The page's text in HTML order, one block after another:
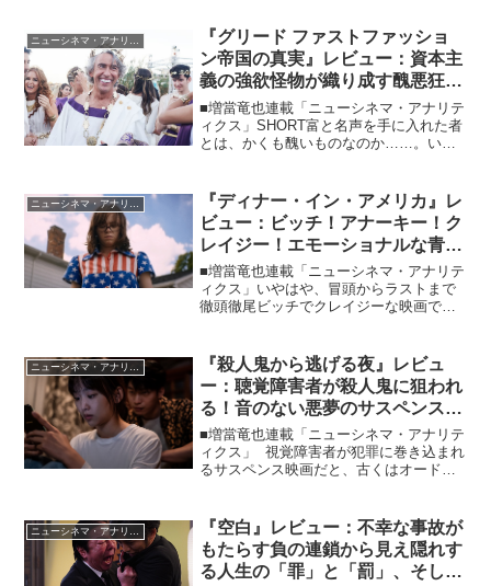
『グリード ファストファッショ
ン帝国の真実』レビュー：資本主
義の強欲怪物が織り成す醜悪狂
乱、そして魅惑的人生
■増當竜也連載「ニューシネマ・アナリテ
ィクス」SHORT富と名声を手に入れた者
とは、かくも醜いものなのか……。い
な人生で幸せなのかも……（でも、もう
少しはお金が欲しい）...
『ディナー・イン・アメリカ』レ
ビュー：ビッチ！アナーキー！ク
レイジー！エモーショナルな青春
ラブストーリーが誕生！
■増當竜也連載「ニューシネマ・アナリテ
ィクス」いやはや、冒頭からラストまで
徹頭徹尾ビッチでクレイジーな映画で
り返すは、放火するは……などなど、ア
ナーキーといえば聞こえは...
ニューシネマ・アナリティクス
『殺人鬼から逃げる夜』レビュ
ー：聴覚障害者が殺人鬼に狙われ
る！音のない悪夢のサスペンス映
画の秀作！
■増當竜也連載「ニューシネマ・アナリテ
ィクス」 視覚障害者が犯罪に巻き込まれ
るサスペンス映画だと、古くはオードリ
ない目撃者』として中国（15）と日本
（19）でリメイ...
『空白』レビュー：不幸な事故が
もたらす負の連鎖から見え隠れす
る人生の「罪」と「罰」、そし